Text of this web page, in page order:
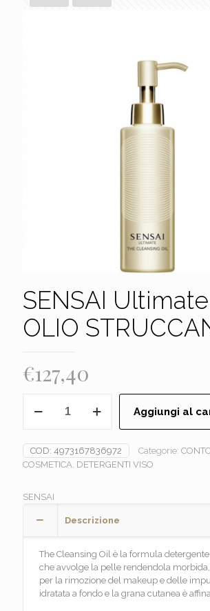
SENSAI
OLIO
€127,40
Ultimate
STRUCCANTE
quantità
Aggiungi al
COD: 4973167836972 Categorie:
COSMETICA, DETERGENTI VISO
SENSAI
Descrizione
The Cleansing Oil è la formula
che avvolge la pelle rendendola
per la rimozione del makeup e delle
idratata a fondo e la grana cutanea è